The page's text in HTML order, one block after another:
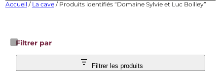
Accueil / La cave/ Produits identifiés “Domaine Sylvie et Luc Boilley”
Filtrer par
Filtrer les produits